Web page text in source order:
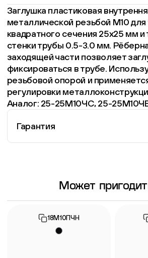
Заглушка пластиковая
металлической резьбой М10 для
квадратного сечения 25х25 мм
стенки трубы 0.5-3.0 мм.
заходящей части позволяет
фиксироваться в трубе.
резьбовой опорой и
регулировки
Аналог: 25-25М10ЧС, 25-
Гарантия
Информация о гарантии
Может
18М10ПЧН